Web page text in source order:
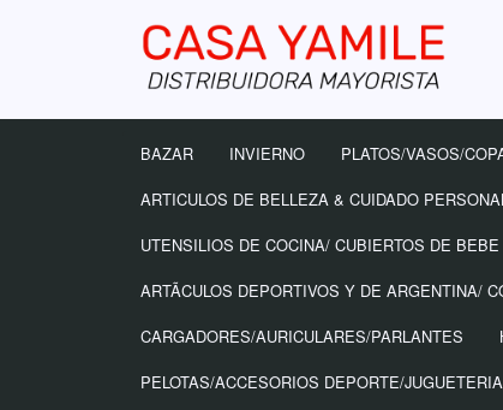
BAZAR INVIERNO PLATOS/VASOS/
ARTICULOS DE BELLEZA & CUIDADO
UTENSILIOS DE COCINA/ CUBIERTOS DE BEBE
ARTÃ­CULOS DEPORTIVOS Y DE ARGENTINA/
CARGADORES/AURICULARES/PARLANTES
PELOTAS/ACCESORIOS DEPORTE/